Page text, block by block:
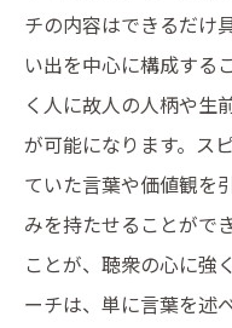
チの内容はできるだけ
い出を中心に構成する
く人に故人の人柄や生
が可能になります。ス
ていた言葉や価値観を
みを持たせることがで
ことが、聴衆の心に強
ーチは、単に言葉を述